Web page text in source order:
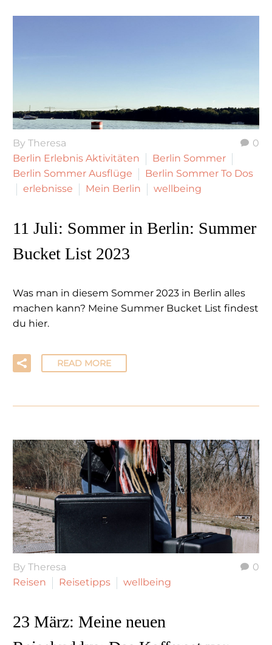
0
By Theresa
Berlin Erlebnis Aktivitäten
Berlin Sommer
Berlin Sommer Ausflüge
Berlin Sommer To Dos
erlebnisse
Mein Berlin wellbeing
11 Juli: Sommer in Berlin: Summer
Bucket List 2023
Was man in diesem Sommer 2023 in Berlin alles
machen kann? Meine Summer Bucket List findest
du hier.
READ MORE
0
By Theresa
Reisen
Reisetipps wellbeing
23 März: Meine neuen